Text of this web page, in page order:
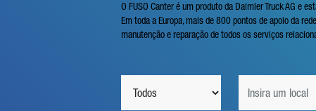
O FUSO Canter é um produto da Daimler Truck AG e
Em toda a Europa, mais de 800 pontos de apoio da
manutenção e reparação de todos os serviços